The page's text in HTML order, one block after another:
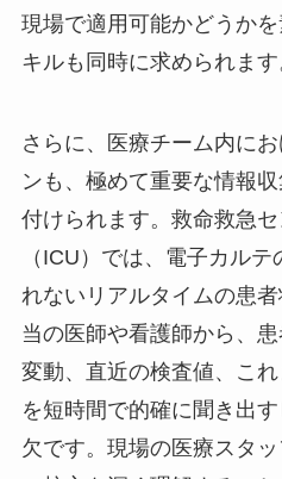
現場で適用可能かどうか
キルも同時に求められます
さらに、医療チーム内に
ンも、極めて重要な情報
付けられます。救命救急
（ICU）では、電子カル
れないリアルタイムの患
当の医師や看護師から、
変動、直近の検査値、こ
を短時間で的確に聞き出
欠です。現場の医療スタ